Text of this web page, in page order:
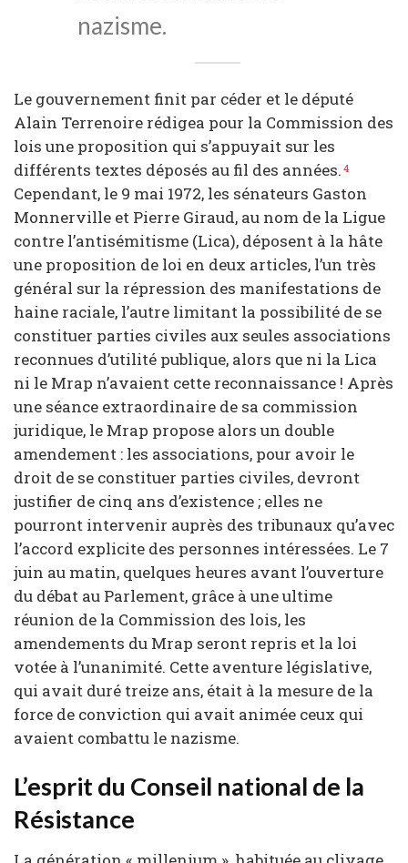
nazisme.
Le gouvernement finit par céder et le député
Alain Terrenoire rédigea pour la Commission des
lois une proposition qui s’appuyait sur les
différents textes déposés au fil des années. 4
Cependant, le 9 mai 1972, les sénateurs Gaston
Monnerville et Pierre Giraud, au nom de la Ligue
contre l’antisémitisme (Lica), déposent à la hâte
une proposition de loi en deux articles, l’un très
général sur la répression des manifestations de
haine raciale, l’autre limitant la possibilité de se
constituer parties civiles aux seules associations
reconnues d’utilité publique, alors que ni la Lica
ni le Mrap n’avaient cette reconnaissance ! Après
une séance extraordinaire de sa commission
juridique, le Mrap propose alors un double
amendement : les associations, pour avoir le
droit de se constituer parties civiles, devront
justifier de cinq ans d’existence ; elles ne
pourront intervenir auprès des tribunaux qu’avec
l’accord explicite des personnes intéressées. Le 7
juin au matin, quelques heures avant l’ouverture
du débat au Parlement, grâce à une ultime
réunion de la Commission des lois, les
amendements du Mrap seront repris et la loi
votée à l’unanimité. Cette aventure législative,
qui avait duré treize ans, était à la mesure de la
force de conviction qui avait animée ceux qui
avaient combattu le nazisme.
L’esprit du Conseil national de la
Résistance